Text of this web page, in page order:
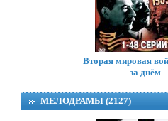
Вторая мировая
за днём
МЕЛОДРАМЫ (2127)